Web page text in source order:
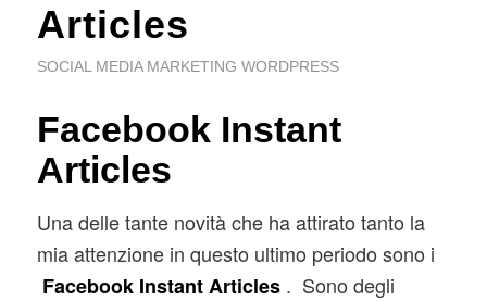
Articles
SOCIAL MEDIA MARKETING WORDPRESS
Facebook Instant
Articles
Una delle tante novità che ha attirato tanto la
mia attenzione in questo ultimo periodo sono i
Facebook Instant Articles. Sono degli